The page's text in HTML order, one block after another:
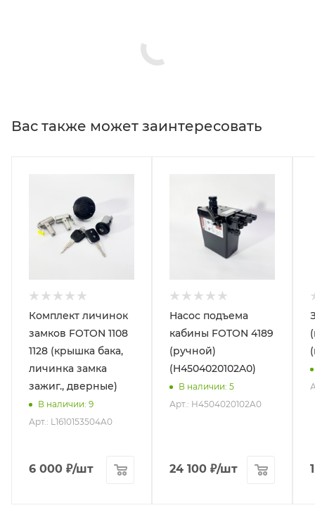
Вас также может заинтересовать
Комплект личинок
замков FOTON 1108
1128 (крышка бака,
личинка замка
зажиг., дверные)
В наличии: 9
Арт.: L1610153504A0
6 000 ₽/шт
Насос подъема
кабины FOTON 4189
(ручной)
(H4504020102A0)
В наличии: 5
Арт.: H4504020102A0
24 100 ₽/шт